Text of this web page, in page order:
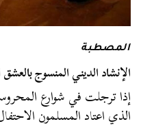
المصطبة
الإنشاد الديني المنسوج
إذا ترجلت في شوارع
الذي اعتاد المسلمون